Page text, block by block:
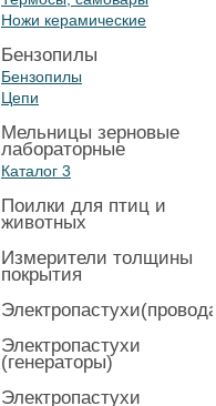
Ножи керамические
Бензопилы
Бензопилы
Цепи
Мельницы зерновые
лабораторные
Каталог 3
Поилки для птиц и
животных
Измерители толщины
покрытия
Электропастухи(провода)
Электропастухи
(генераторы)
Электропастухи